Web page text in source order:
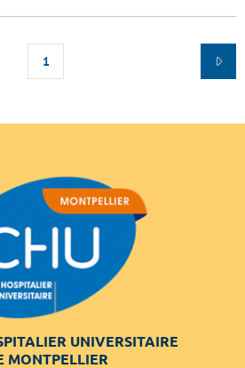
1
UNIVERSITAIRE
MONTPELLIER